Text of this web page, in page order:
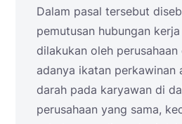
Dalam pasal tersebut
pemutusan hubungan
dilakukan oleh perusahaan
adanya ikatan perkawinan
darah pada karyawan di
perusahaan yang sama,